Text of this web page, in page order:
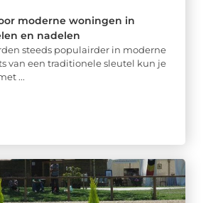
moderne woningen in
en nadelen
steeds populairder in moderne
van een traditionele sleutel kun je
...